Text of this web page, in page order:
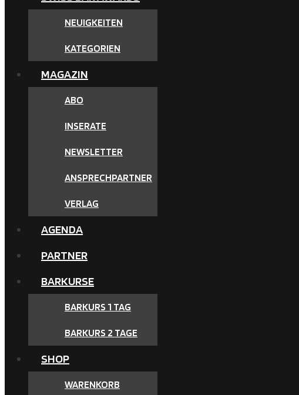
NEUIGKEITEN
KATEGORIEN
MAGAZIN
ABO
INSERATE
NEWSLETTER
ANSPRECHPARTNER
VERLAG
AGENDA
PARTNER
BARKURSE
BARKURS 1 TAG
BARKURS 2 TAGE
SHOP
WARENKORB